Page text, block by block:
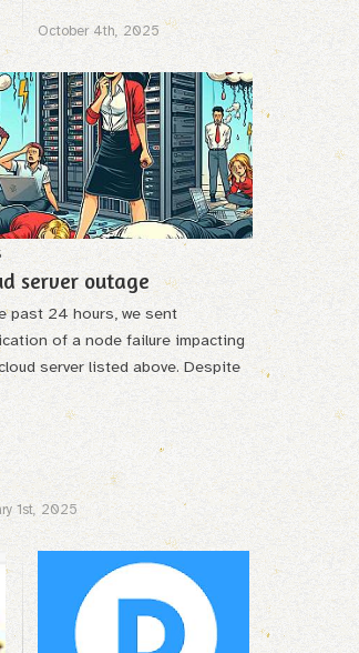
October 4th, 2025
server outage
past 24 hours, we sent
of a node failure impacting
server listed above. Despite
1st, 2025